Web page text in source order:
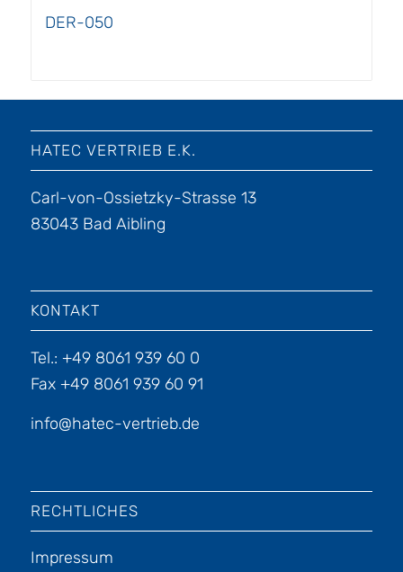
DER-050
HATEC VERTRIEB E.K.
Carl-von-Ossietzky-Strasse 13
83043 Bad Aibling
KONTAKT
Tel.: +49 8061 939 60 0
Fax +49 8061 939 60 91
info@hatec-vertrieb.de
RECHTLICHES
Impressum